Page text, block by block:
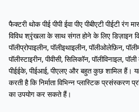
फैक्टरी थोक पीई पीपी ईवा पीए पीबीएटी पीईटी रंग
विविध श्रृंखला के साथ संगत होने के लिए डिज़ाइन
पॉलीप्रोपाइलीन, पॉलीइथाइलीन, पॉलीओलेफ़िन,
पॉलीस्टाइरीन, पीवीसी, सिलिकॉन, पॉलीविनाइल,
पीईईके, पीईआई, पीएलए और बहुत कुछ शामिल हैं।
करती है कि निर्माता विभिन्न प्लास्टिक प्रसंस्करण
का उपयोग कर सकते हैं।